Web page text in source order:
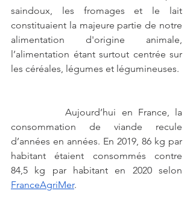
saindoux, les fromages et le lait
constituaient la majeure partie de notre
alimentation d'origine animale,
l’alimentation étant surtout centrée sur
les céréales, légumes et légumineuses.
		Aujourd’hui en France, la
consommation de viande recule
d’années en années. En 2019, 86 kg par
habitant étaient consommés contre
FranceAgriMer.